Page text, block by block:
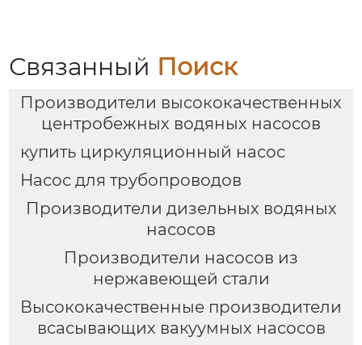
Связанный Поиск
Производители высококачественных
центробежных водяных насосов
купить циркуляционный насос
Насос для трубопроводов
Производители дизельных водяных
насосов
Производители насосов из
нержавеющей стали
Высококачественные производители
всасывающих вакуумных насосов